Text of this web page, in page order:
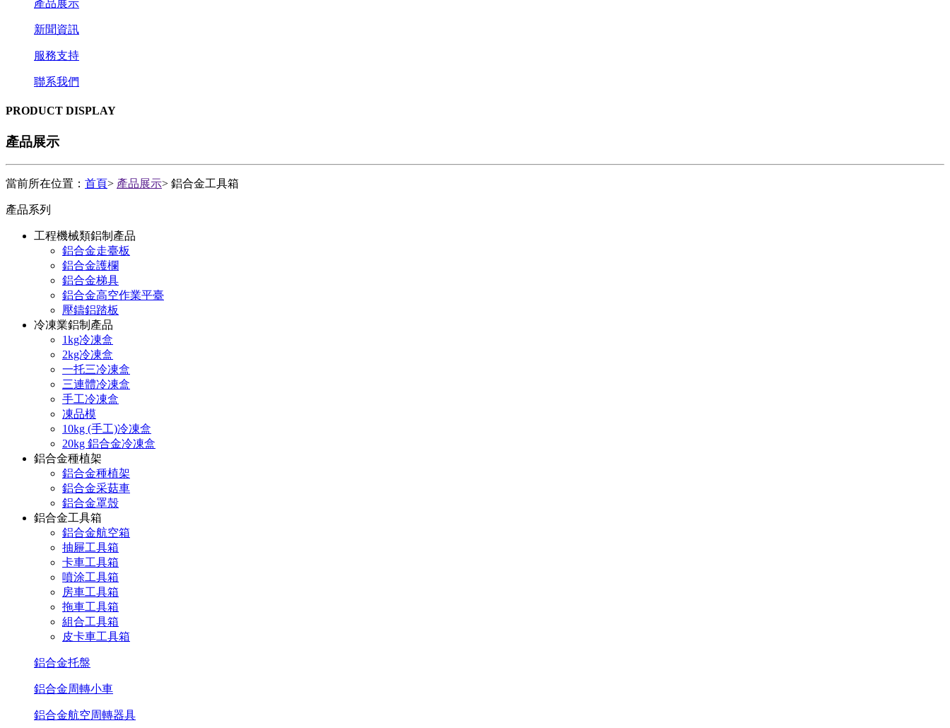
產品展示
新聞資訊
服務支持
聯系我們
PRODUCT DISPLAY
產品展示
當前所在位置： 首頁> 產品展示> 鋁合金工具箱
產品系列
工程機械類鋁制產品
鋁合金走臺板
鋁合金護欄
鋁合金梯具
鋁合金高空作業平臺
壓鑄鋁踏板
冷凍業鋁制產品
1kg冷凍盒
2kg冷凍盒
一托三冷凍盒
三連體冷凍盒
手工冷凍盒
凍品模
10kg (手工)冷凍盒
20kg 鋁合金冷凍盒
鋁合金種植架
鋁合金種植架
鋁合金采菇車
鋁合金罩殼
鋁合金工具箱
鋁合金航空箱
抽屜工具箱
卡車工具箱
噴涂工具箱
房車工具箱
拖車工具箱
組合工具箱
皮卡車工具箱
鋁合金托盤
鋁合金周轉小車
鋁合金航空周轉器具